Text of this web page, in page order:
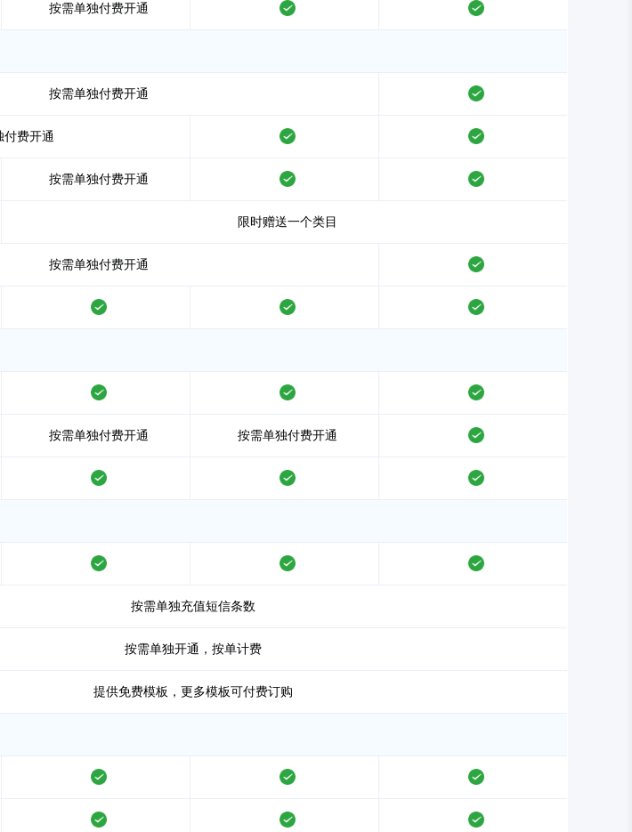
按需单独付费开通 支持 支持
按需单独付费开通 支持
付费开通 支持 支持
按需单独付费开通 支持 支持
限时赠送一个类目
按需单独付费开通 支持
支持 支持 支持
支持 支持 支持
按需单独付费开通 按需单独付费开通 支持
支持 支持 支持
支持 支持 支持
按需单独充值短信条数
按需单独开通，按单计费
提供免费模板，更多模板可付费订购
支持 支持 支持
支持 支持 支持